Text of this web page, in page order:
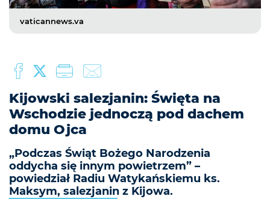
vaticannews.va
Kijowski salezjanin: Święta na
Wschodzie jednoczą pod dachem
domu Ojca
„Podczas Świąt Bożego Narodzenia
oddycha się innym powietrzem” –
powiedział Radiu Watykańskiemu ks.
Maksym, salezjanin z Kijowa.